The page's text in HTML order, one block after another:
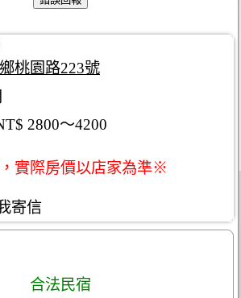
桃園路223號
2800～4200
實際房價以店家為準※
寄信
合法民宿